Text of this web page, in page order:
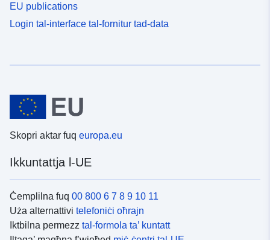
EU publications
Login tal-interface tal-fornitur tad-data
Skopri aktar fuq europa.eu
Ikkuntattja l-UE
Ċemplilna fuq 00 800 6 7 8 9 10 11
Uża alternattivi telefoniċi oħrajn
Iktbilna permezz tal-formola ta’ kuntatt